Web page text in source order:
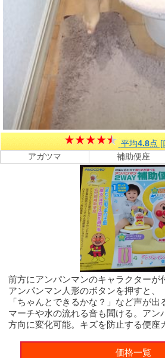
平均4.8点 [
アガツマ
補助便座
前方にアンパンマンのキャラクターが
アンパンマン人形のボタンを押すと、
「ちゃんとできるかな？」など声が
マーチや水の流れる音も聞ける。アン
方向に変化可能。キズを防止する便座
価格一覧